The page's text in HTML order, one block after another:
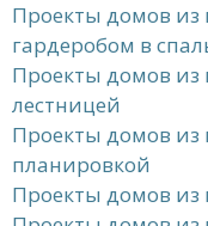
Проекты домов из
гардеробом в
Проекты домов из
лестницей
Проекты домов из
планировкой
Проекты домов из